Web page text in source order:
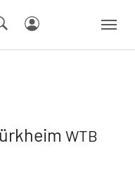
WTB